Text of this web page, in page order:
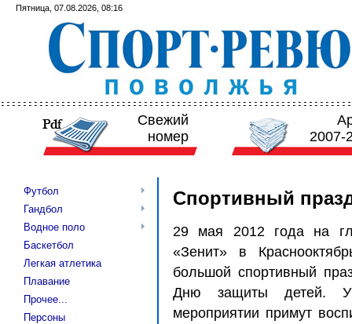
Пятница, 07.08.2026, 08:16
Свежий
номер
2007-
Футбол
Гандбол
Водное поло
Баскетбол
Легкая атлетика
Плавание
Прочее...
Персоны
Спортивный
29 мая 2012 года на
«Зенит» в
большой спортивный
Дню защиты детей.
мероприятии примут